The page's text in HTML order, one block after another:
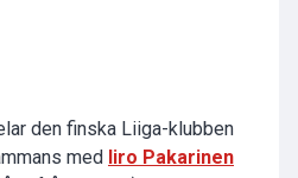
den finska Liiga-klubben
med Iiro Pakarinen